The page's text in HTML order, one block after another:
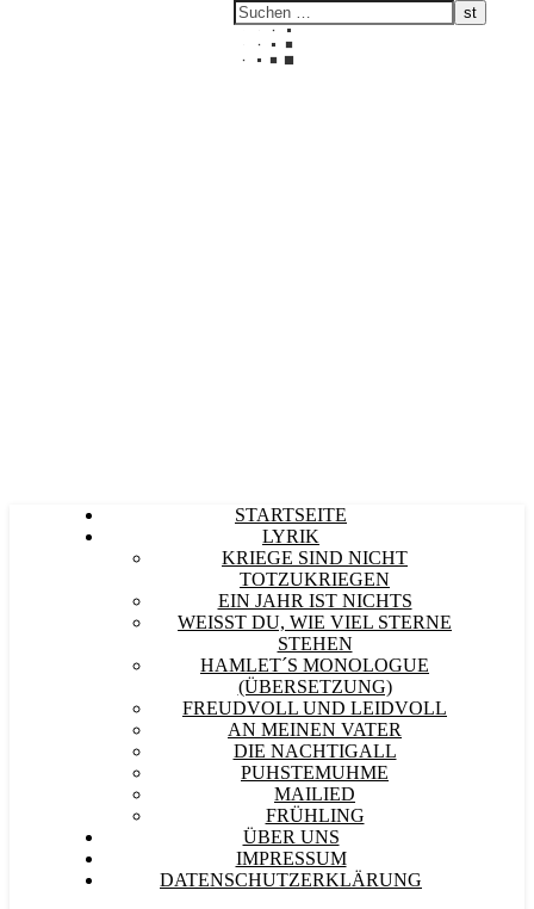
STARTSEITE
LYRIK
KRIEGE SIND NICHT
TOTZUKRIEGEN
EIN JAHR IST NICHTS
WEISST DU, WIE VIEL STERNE S
TEHEN
HAMLET´S MONOLOGUE
(ÜBERSETZUNG)
FREUDVOLL UND LEIDVOLL
AN MEINEN VATER
DIE NACHTIGALL
PUHSTEMUHME
MAILIED
FRÜHLING
ÜBER UNS
IMPRESSUM
DATENSCHUTZERKLÄRUNG